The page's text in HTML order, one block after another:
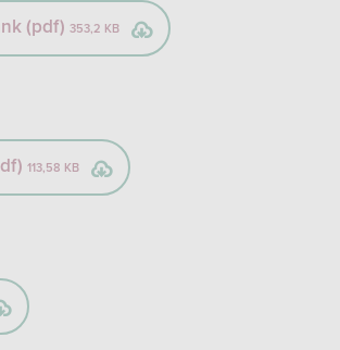
(pdf) 353,2 KB
113,58 KB